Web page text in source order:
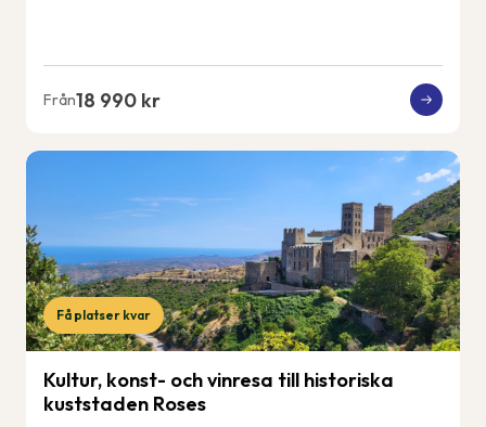
Från18 990 kr
Få platser kvar
Kultur, konst- och vinresa till historiska
kuststaden Roses